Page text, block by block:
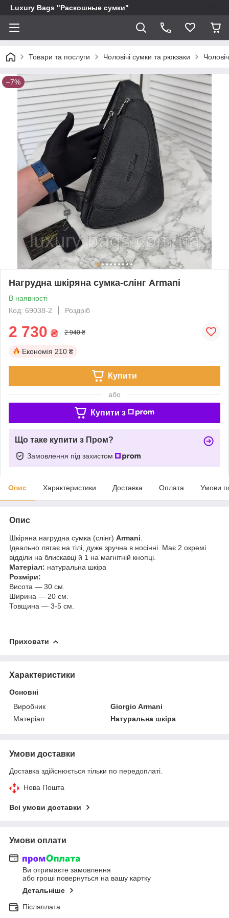
Luxury Bags "Раскошные сумки"
Товари та послуги Чоловічі сумки та рюкзаки
–7%
Нагрудна шкіряна сумка-слінг Armani
В наявності
Код: 69038-2
Роздріб
2 730 ₴ 2 940 ₴
Економія 210 ₴
Купити
або
Купити з
Що таке купити з Пром?
Замовлення під захистом
Опис Характеристики Доставка Оплата Умови
Опис
Шкіряна нагрудна сумка (слінг) Armani
Ідеально лягає на тілі, дуже зручна в носінні. Має 2 окремі
відділи на блискавці й 1 на магнітній кнопці.
Матеріал: натуральна шкіра
Розміри:
Висота — 30 см.
Ширина — 20 см.
Товщина — 3-5 см.
Приховати
Характеристики
Основні
Виробник
Giorgio Armani
Матеріал
Натуральна шкіра
Умови доставки
Доставка здійснюється тільки по передоплаті.
Нова Пошта
Всі умови доставки
Умови оплати
Ви отримаєте замовлення
або гроші повернуться на вашу картку
Детальніше
Післяплата